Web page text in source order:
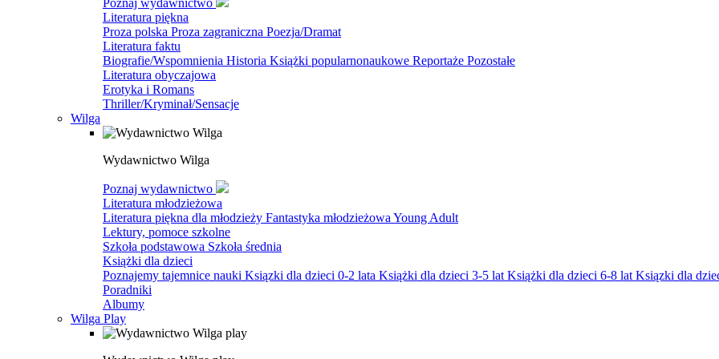
Poznaj wydawnictwo
Literatura piękna
Proza polska Proza zagraniczna Poezja/Dramat
Literatura faktu
Biografie/Wspomnienia Historia Książki popularnonaukowe Reportaże Pozostałe
Literatura obyczajowa
Erotyka i Romans
Thriller/Kryminał/Sensacje
Wilga
Wydawnictwo Wilga
Poznaj wydawnictwo
Literatura młodzieżowa
Literatura piękna dla młodzieży Fantastyka młodzieżowa Young Adult
Lektury, pomoce szkolne
Szkoła podstawowa Szkoła średnia
Książki dla dzieci
Poznajemy tajemnice nauki Ksiązki dla dzieci 0-2 lata Książki dla dzieci 3-5 lat Książki dla dzieci 6-8 lat Ksiązki dla
Poradniki
Albumy
Wilga Play